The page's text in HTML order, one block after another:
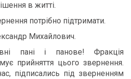
в житті.
потрібно підтримати.
Михайлович.
пані і панове! Фракція
прийняття цього звернення.
підписались під зверненням